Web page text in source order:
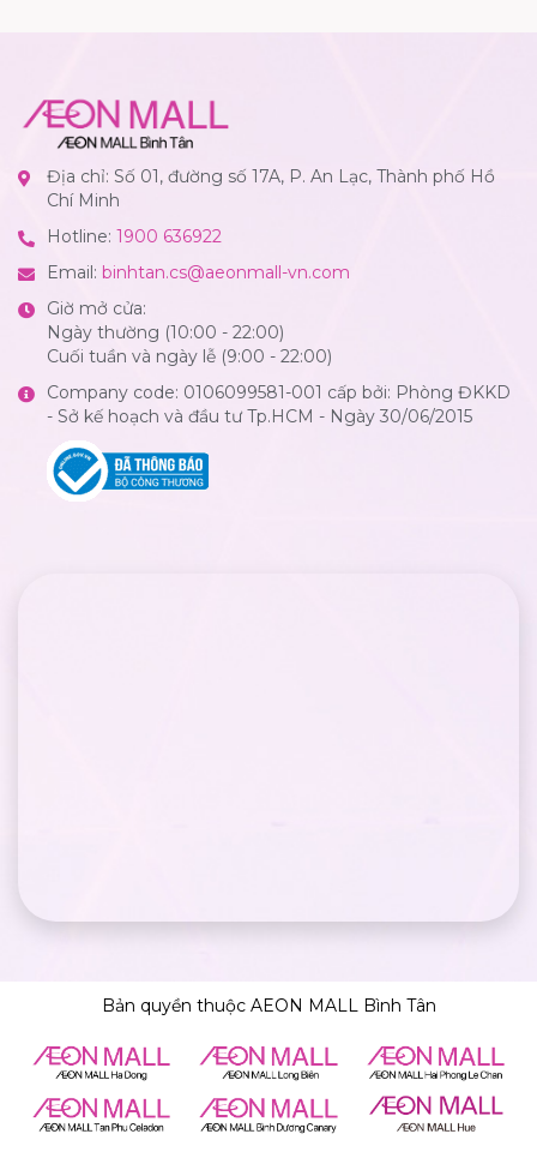
Địa chỉ: Số 01, đường số 17A, P. An Lạc, Thành phố Hồ
Chí Minh
Hotline: 1900 636922
Email: binhtan.cs@aeonmall-vn.com
Giờ mở cửa:
Ngày thường (10:00 - 22:00)
Cuối tuần và ngày lễ (9:00 - 22:00)
Company code: 0106099581-001 cấp bởi: Phòng ĐKKD
- Sở kế hoạch và đầu tư Tp.HCM - Ngày 30/06/2015
Bản quyền thuộc AEON MALL Bình Tân